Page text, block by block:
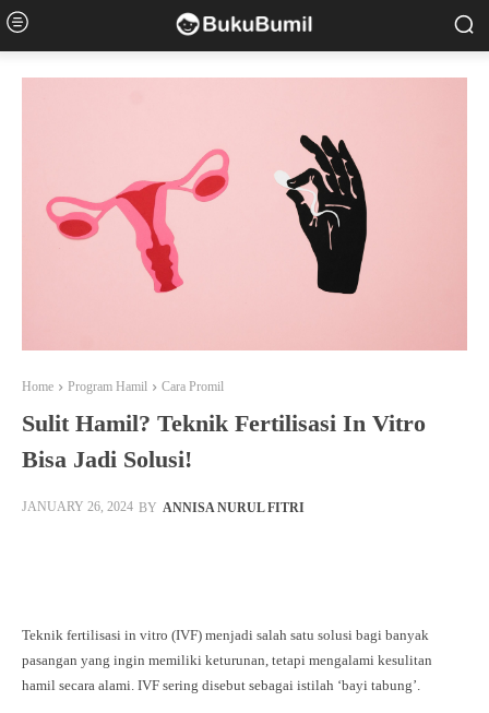
Home Program Hamil Cara Promil
Sulit Hamil? Teknik Fertilisasi In Vitro
Bisa Jadi Solusi!
JANUARY 26, 2024 BY ANNISA NURUL FITRI
Teknik fertilisasi in vitro (IVF) menjadi salah satu solusi bagi banyak
pasangan yang ingin memiliki keturunan, tetapi mengalami kesulitan
hamil secara alami. IVF sering disebut sebagai istilah ‘bayi tabung’.